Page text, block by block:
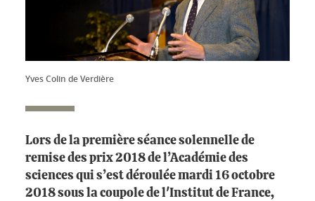
Yves Colin de Verdière
Lors de la première séance solennelle de
remise des prix 2018 de l’Académie des
sciences qui s’est déroulée mardi 16 octobre
2018 sous la coupole de l'Institut de France,